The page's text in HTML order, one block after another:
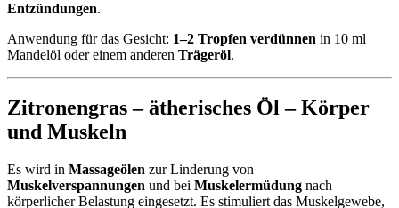
Entzündungen.
Anwendung für das Gesicht: 1–2 Tropfen verdünnen in 10 ml
Mandelöl oder einem anderen Trägeröl.
Zitronengras – ätherisches Öl – Körper
und Muskeln
Es wird in Massageölen zur Linderung von
Muskelverspannungen und bei Muskelermüdung nach
körperlicher Belastung eingesetzt. Es stimuliert das Muskelgewebe,